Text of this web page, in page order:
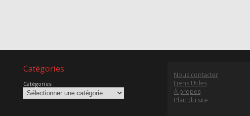
Catégories
Catégories
Nous contacter
Liens Utiles
À propos
Plan du site